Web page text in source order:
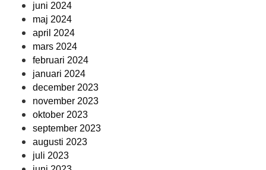
juni 2024
maj 2024
april 2024
mars 2024
februari 2024
januari 2024
december 2023
november 2023
oktober 2023
september 2023
augusti 2023
juli 2023